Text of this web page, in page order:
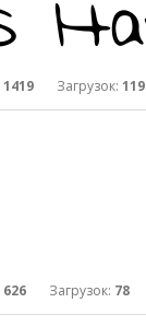
1419 Загрузок: 119
626 Загрузок: 78